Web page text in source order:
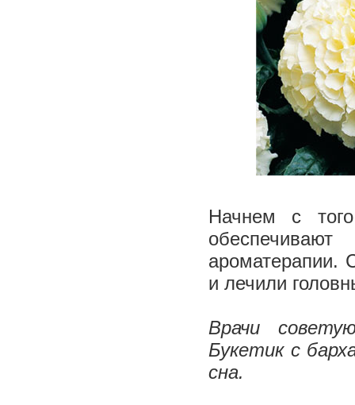
Начнем с
ароматерапии.
и лечили
Врачи
Букетик с
сна.